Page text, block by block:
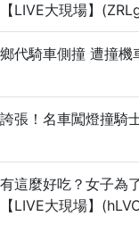
【LIVE大現場】
鄉代騎車側撞 遭撞機
誇張！名車闖燈撞
有這麼好吃？女子為
【LIVE大現場】